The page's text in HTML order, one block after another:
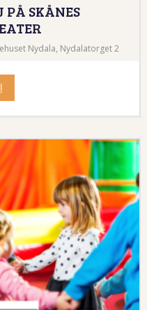
PÅ SKÅNES
Nydala, Nydalatorget 2